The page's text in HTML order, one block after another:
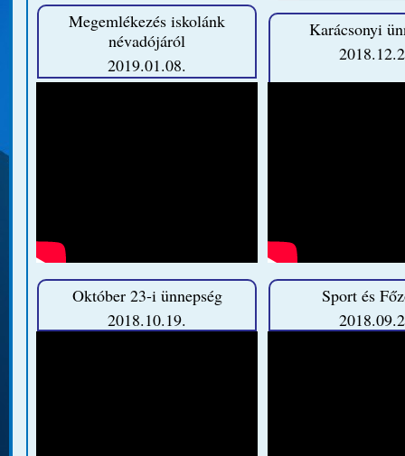
Megemlékezés iskolánk
névadójáról
2019.01.08.
Október 23-i ünnepség
2018.10.19.
Karácsonyi
Sport és